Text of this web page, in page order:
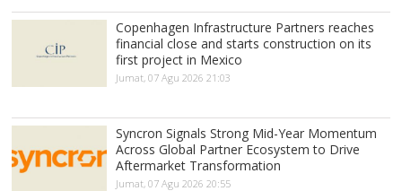
Copenhagen Infrastructure Partners reaches
financial close and starts construction on its
first project in Mexico
Jumat, 07 Agu 2026 21:03
Syncron Signals Strong Mid-Year Momentum
Across Global Partner Ecosystem to Drive
Aftermarket Transformation
Jumat, 07 Agu 2026 20:55